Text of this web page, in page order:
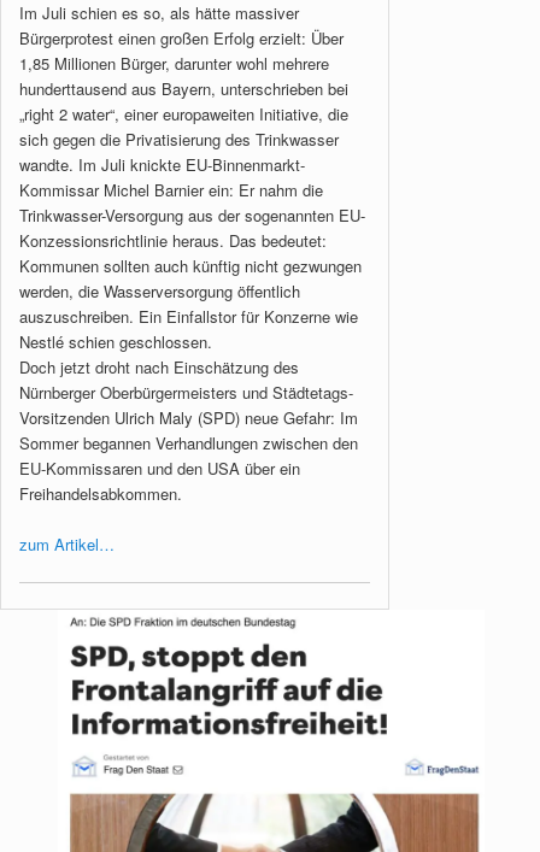
Im Juli schien es so, als hätte massiver
Bürgerprotest einen großen Erfolg erzielt: Über
1,85 Millionen Bürger, darunter wohl mehrere
hunderttausend aus Bayern, unterschrieben bei
„right 2 water“, einer europaweiten Initiative, die
sich gegen die Privatisierung des Trinkwasser
wandte. Im Juli knickte EU-Binnenmarkt-
Kommissar Michel Barnier ein: Er nahm die
Trinkwasser-Versorgung aus der sogenannten EU-
Konzessionsrichtlinie heraus. Das bedeutet:
Kommunen sollten auch künftig nicht gezwungen
werden, die Wasserversorgung öffentlich
auszuschreiben. Ein Einfallstor für Konzerne wie
Nestlé schien geschlossen.
Doch jetzt droht nach Einschätzung des
Nürnberger Oberbürgermeisters und Städtetags-
Vorsitzenden Ulrich Maly (SPD) neue Gefahr: Im
Sommer begannen Verhandlungen zwischen den
EU-Kommissaren und den USA über ein
Freihandelsabkommen.
zum Artikel…